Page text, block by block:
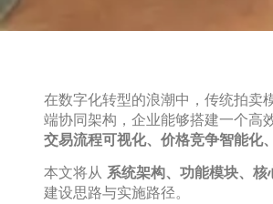
在数字化转型的浪潮中，传统拍卖
端协同架构，企业能够搭建一个高
交易流程可视化、价格竞争智能化
本文将从 系统架构、功能模块、
建设思路与实施路径。